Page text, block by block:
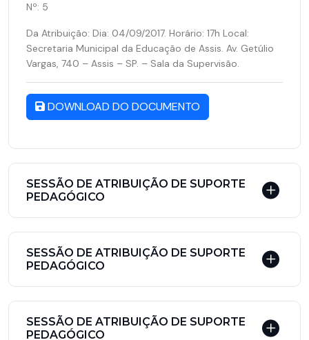
Nº: 5
Da Atribuição: Dia: 04/09/2017. Horário: 17h Local:
Secretaria Municipal da Educação de Assis. Av. Getúlio
Vargas, 740 – Assis – SP. – Sala da Supervisão.
DOWNLOAD DO DOCUMENTO
SESSÃO DE ATRIBUIÇÃO DE SUPORTE
PEDAGÓGICO
SESSÃO DE ATRIBUIÇÃO DE SUPORTE
PEDAGÓGICO
SESSÃO DE ATRIBUIÇÃO DE SUPORTE
PEDAGÓGICO